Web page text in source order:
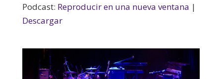
Podcast: Reproducir en una nueva ventana |
Descargar